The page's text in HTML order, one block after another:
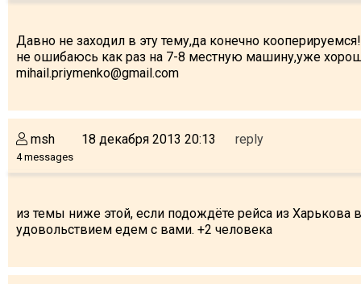
Давно не заходил в эту тему,да конечно
не ошибаюсь как раз на 7-8 местную машину,уже
mihail.priymenko@gmail.com
msh
4 messages
18 декабря 2013 20:13 reply
из темы ниже этой, если подождёте рейса из Харькова
удовольствием едем с вами. +2 человека